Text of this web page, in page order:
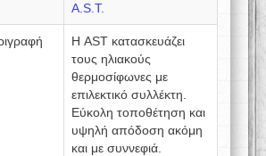
A.S.T.
Η AST κατασκευάζει
τους ηλιακούς
θερμοσίφωνες με
επιλεκτικό συλλέκτη.
Εύκολη τοποθέτηση και
υψηλή απόδοση ακόμη
και με συννεφιά.